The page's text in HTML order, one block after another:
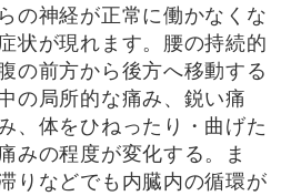
の神経が正常に働かなくな
状が現れます。腰の持続的
の前方から後方へ移動する
の局所的な痛み、鋭い痛
、体をひねったり・曲げた
みの程度が変化する。ま
りなどでも内臓内の循環が